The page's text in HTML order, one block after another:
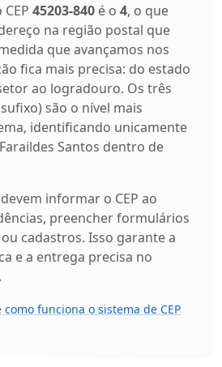
45203-840 é o 4, o que
na região postal que
que avançamos nos
fica mais precisa: do estado
ao logradouro. Os três
são o nível mais
identificando unicamente
Santos dentro de
informar o CEP ao
preencher formulários
cadastros. Isso garante a
e a entrega precisa no
funciona o sistema de CEP